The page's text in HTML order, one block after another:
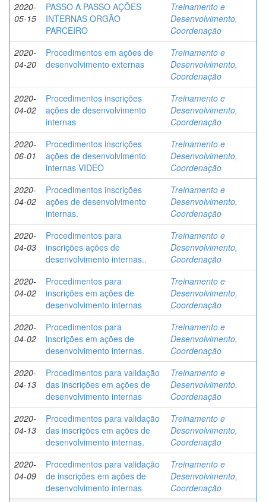
2020-
05-15
PASSO A PASSO AÇÕES
INTERNAS ORGÃO
PARCEIRO
Treinamento e
Desenvolvimento,
Coordenação
2020-
04-20
Procedimentos em ações de
desenvolvimento externas
Treinamento e
Desenvolvimento,
Coordenação
2020-
04-02
Procedimentos inscrições
ações de desenvolvimento
internas
Treinamento e
Desenvolvimento,
Coordenação
2020-
06-01
Procedimentos inscrições
ações de desenvolvimento
internas VIDEO
Treinamento e
Desenvolvimento,
Coordenação
2020-
04-02
Procedimentos inscrições
ações de desenvolvimento
internas.
Treinamento e
Desenvolvimento,
Coordenação
2020-
04-03
Procedimentos para
inscrições ações de
desenvolvimento internas..
Treinamento e
Desenvolvimento,
Coordenação
2020-
04-02
Procedimentos para
inscrições em ações de
desenvolvimento internas
Treinamento e
Desenvolvimento,
Coordenação
2020-
04-02
Procedimentos para
inscrições em ações de
desenvolvimento internas.
Treinamento e
Desenvolvimento,
Coordenação
2020-
04-13
Procedimentos para validação
das inscrições em ações de
desenvolvimento internas
Treinamento e
Desenvolvimento,
Coordenação
2020-
04-13
Procedimentos para validação
das inscrições em ações de
desenvolvimento internas.
Treinamento e
Desenvolvimento,
Coordenação
2020-
04-09
Procedimentos para validação
de inscrições em ações de
desenvolvimento internas
Treinamento e
Desenvolvimento,
Coordenação